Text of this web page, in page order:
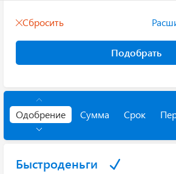
Сбросить
Подобрать
Одобрение Сумма Срок
Быстроденьги